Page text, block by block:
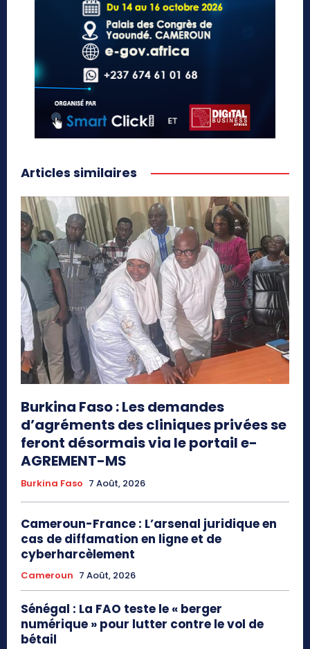
Articles similaires
Burkina Faso : Les demandes
d’agréments des cliniques privées se
feront désormais via le portail e-
AGREMENT-MS
Burkina Faso 7 Août, 2026
Cameroun-France : L’arsenal juridique en
cas de diffamation en ligne et de
cyberharcèlement
Cameroun 7 Août, 2026
Sénégal : La FAO teste le « berger
numérique » pour lutter contre le vol de
bétail